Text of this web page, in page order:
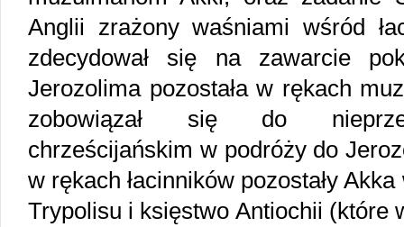
Anglii zrażony waśniami wśród
zdecydował się na zawarcie
Jerozolima pozostała w rękach
zobowiązał się do
chrześcijańskim w podróży do
w rękach łacinników pozostały
Trypolisu i księstwo Antiochii (które